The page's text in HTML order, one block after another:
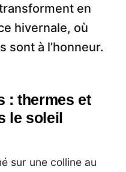
en
hivernale, où
sont à l’honneur.
: thermes et
le soleil
sur une colline au